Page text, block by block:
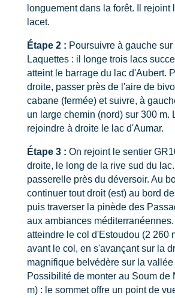
longuement dans la forêt. Il rejoint
lacet.
Étape 2 : Poursuivre à gauche
Laquettes : il longe trois lacs
atteint le barrage du lac d'Aubert.
droite, passer près de l'aire de
cabane (fermée) et suivre, à
un large chemin (nord) sur 300 m.
rejoindre à droite le lac d'Aumar.
Étape 3 : On rejoint le sentier
droite, le long de la rive sud du
passerelle près du déversoir. Au
continuer tout droit (est) au bord
puis traverser la pinède des
aux ambiances
atteindre le col d'Estoudou (2 260
avant le col, en s'avançant sur la
magnifique belvédère sur la
Possibilité de monter au Soum de
m) : le sommet offre un point de